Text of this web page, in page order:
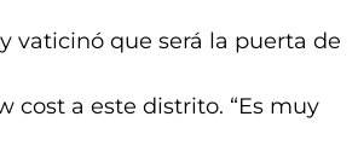
vaticinó que será la puerta de
cost a este distrito. “Es muy